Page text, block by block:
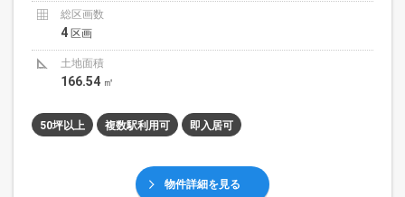
総区画数
4 区画
土地面積
166.54 ㎡
50坪以上 複数駅利用可 即入居可
物件詳細を見る